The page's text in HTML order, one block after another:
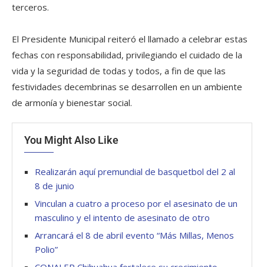
terceros.
El Presidente Municipal reiteró el llamado a celebrar estas
fechas con responsabilidad, privilegiando el cuidado de la
vida y la seguridad de todas y todos, a fin de que las
festividades decembrinas se desarrollen en un ambiente
de armonía y bienestar social.
You Might Also Like
Realizarán aquí premundial de basquetbol del 2 al
8 de junio
Vinculan a cuatro a proceso por el asesinato de un
masculino y el intento de asesinato de otro
Arrancará el 8 de abril evento “Más Millas, Menos
Polio”